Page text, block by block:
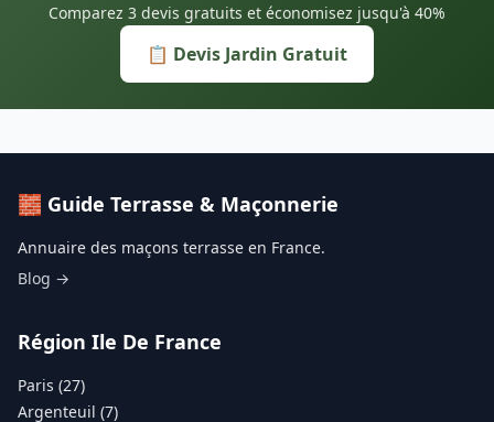
Comparez 3 devis gratuits et économisez jusqu'à 40%
📋 Devis Jardin Gratuit
🧱 Guide Terrasse & Maçonnerie
Annuaire des maçons terrasse en France.
Blog →
Région Ile De France
Paris (27)
Argenteuil (7)